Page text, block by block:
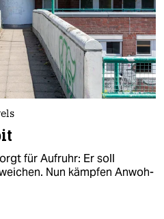
für Aufruhr: Er soll
Nun kämpfen An­woh­